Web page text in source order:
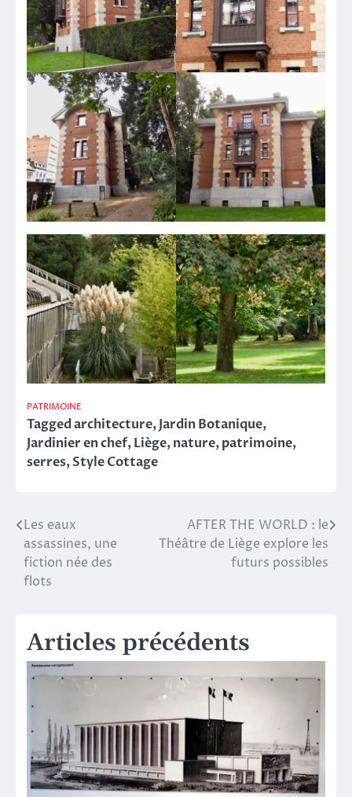
PATRIMOINE
Taggedarchitecture,Jardin Botanique,
Jardinier en chef,Liège,nature,patrimoine,
serres,Style Cottage
Navigation
de
l’article
Les eaux
assassines, une
fiction née des
flots
AFTER THE WORLD : le
Théâtre de Liège explore les
futurs possibles
Articles précédents